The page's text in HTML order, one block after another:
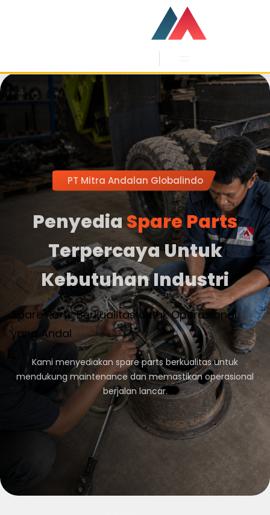
PT Mitra Andalan Globalindo
PenyediaSpare Parts
Terpercaya Untuk
Kebutuhan Industri
Spare Parts Berkualitas untuk Operasional
yang Andal
Kami menyediakan spare parts berkualitas untuk
mendukung maintenance dan memastikan operasional
berjalan lancar.